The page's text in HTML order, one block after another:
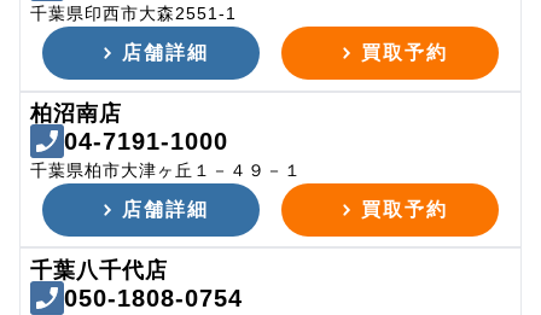
千葉県印西市大森2551-1
店舗詳細 買取予約
柏沼南店
04-7191-1000
千葉県柏市大津ヶ丘１－４９－１
店舗詳細 買取予約
千葉八千代店
050-1808-0754